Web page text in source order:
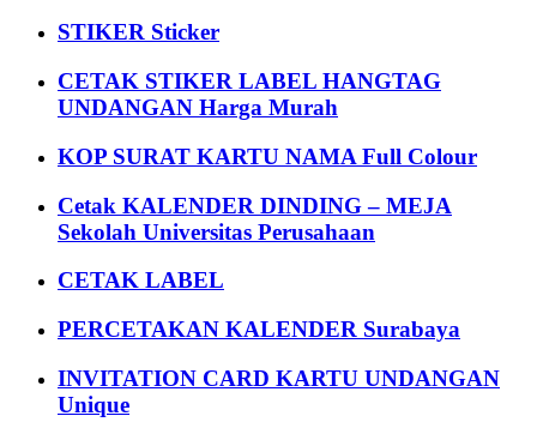
STIKER Sticker
CETAK STIKER LABEL HANGTAG
UNDANGAN Harga Murah
KOP SURAT KARTU NAMA Full Colour
Cetak KALENDER DINDING – MEJA
Sekolah Universitas Perusahaan
CETAK LABEL
PERCETAKAN KALENDER Surabaya
INVITATION CARD KARTU UNDANGAN
Unique